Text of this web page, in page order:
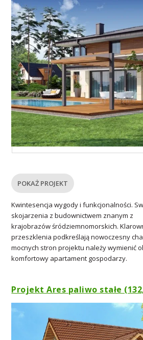
POKAŻ PROJEKT
Kwintesencja wygody i funkcjonalności.
skojarzenia z budownictwem znanym z
krajobrazów śródziemnomorskich.
przeszklenia podkreślają nowoczesny
mocnych stron projektu należy wymienić
komfortowy apartament gospodarzy.
Projekt Ares paliwo stałe